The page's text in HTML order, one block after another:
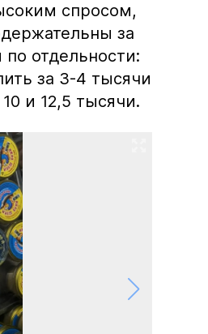
спросом,
за
отдельности:
за 3-4 тысячи
и 12,5 тысячи.